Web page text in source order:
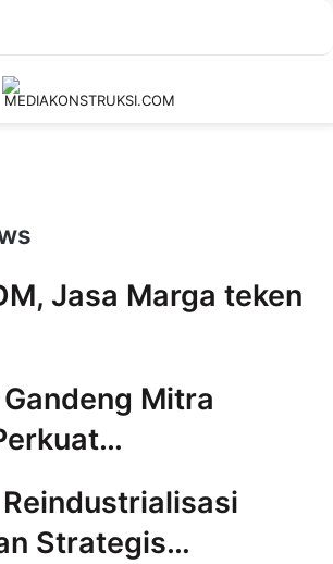
Jasa Marga teken
Mitra
Reindustrialisasi
Strategis…